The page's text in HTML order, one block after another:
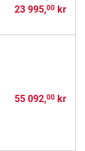
23 995,00kr
55 092,00kr